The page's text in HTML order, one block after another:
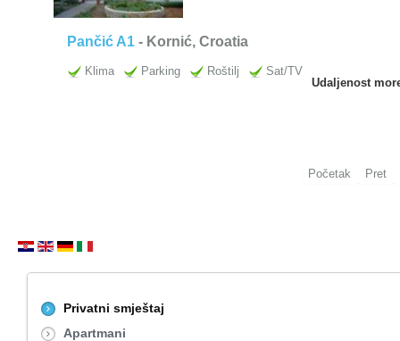
Pančić A1 - Kornić, Croatia
Klima Parking Roštilj
Sat/TV
Udaljenost
Početak Pret
Privatni smještaj
Apartmani